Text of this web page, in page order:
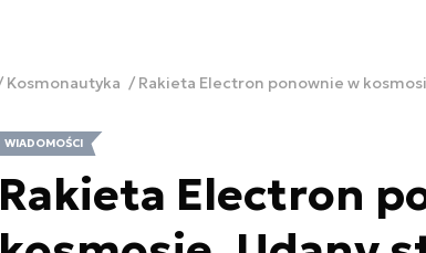
Kosmonautyka Rakieta Electron ponownie w
WIADOMOŚCI
Rakieta Electron